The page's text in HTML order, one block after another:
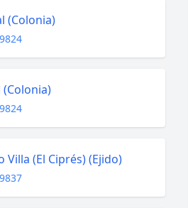
(Colonia)
(Colonia)
Villa (El Ciprés) (Ejido)